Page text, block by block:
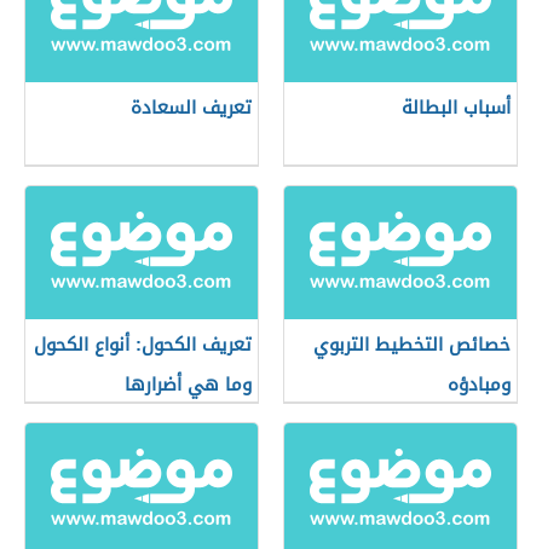
أسباب البطالة تعريف السعادة
خصائص التخطيط التربوي
ومبادؤه
تعريف الكحول: أنواع الكحول
وما هي أضرارها